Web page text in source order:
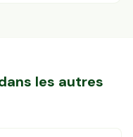
les autres